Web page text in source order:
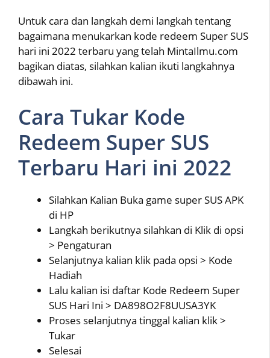
Untuk cara dan langkah demi langkah tentang
bagaimana menukarkan kode redeem Super SUS
hari ini 2022 terbaru yang telah MintaIlmu.com
bagikan diatas, silahkan kalian ikuti langkahnya
dibawah ini.
Cara Tukar Kode
Redeem Super SUS
Terbaru Hari ini 2022
Silahkan Kalian Buka game super SUS APK
di HP
Langkah berikutnya silahkan di Klik di opsi
> Pengaturan
Selanjutnya kalian klik pada opsi > Kode
Hadiah
Lalu kalian isi daftar Kode Redeem Super
SUS Hari Ini > DA898O2F8UUSA3YK
Proses selanjutnya tinggal kalian klik >
Tukar
Selesai